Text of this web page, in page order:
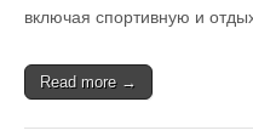
включая спортивную и
Read more →